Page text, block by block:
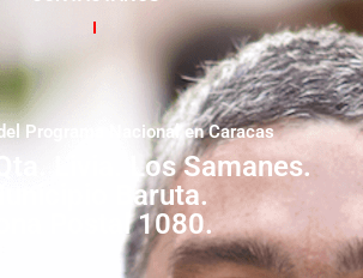
Programa Nacional en Caracas
Livia. Los Samanes.
Baruta.
Postal 1080.